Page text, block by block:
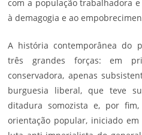
com a população trabalhadora
à demagogia e ao
A história contemporânea do
três grandes forças: em
conservadora, apenas
burguesia liberal, que teve
ditadura somozista e, por
orientação popular, iniciado em